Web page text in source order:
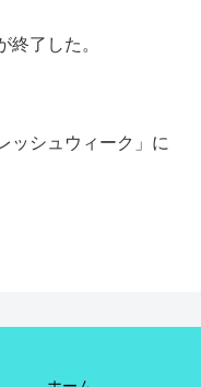
終了した。
ッシュウィーク」に